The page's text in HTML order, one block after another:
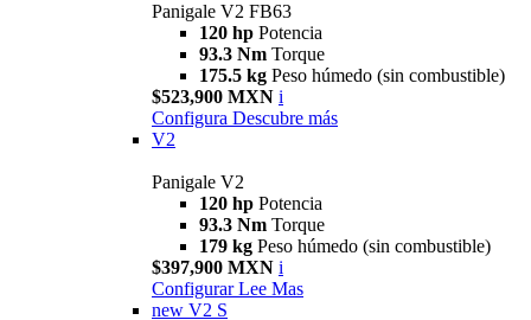
Panigale V2 FB63
120 hp Potencia
93.3 Nm Torque
175.5 kg Peso húmedo (sin combustible)
$523,900 MXN i
Configura Descubre más
V2
Panigale V2
120 hp Potencia
93.3 Nm Torque
179 kg Peso húmedo (sin combustible)
$397,900 MXN i
Configurar Lee Mas
new V2 S